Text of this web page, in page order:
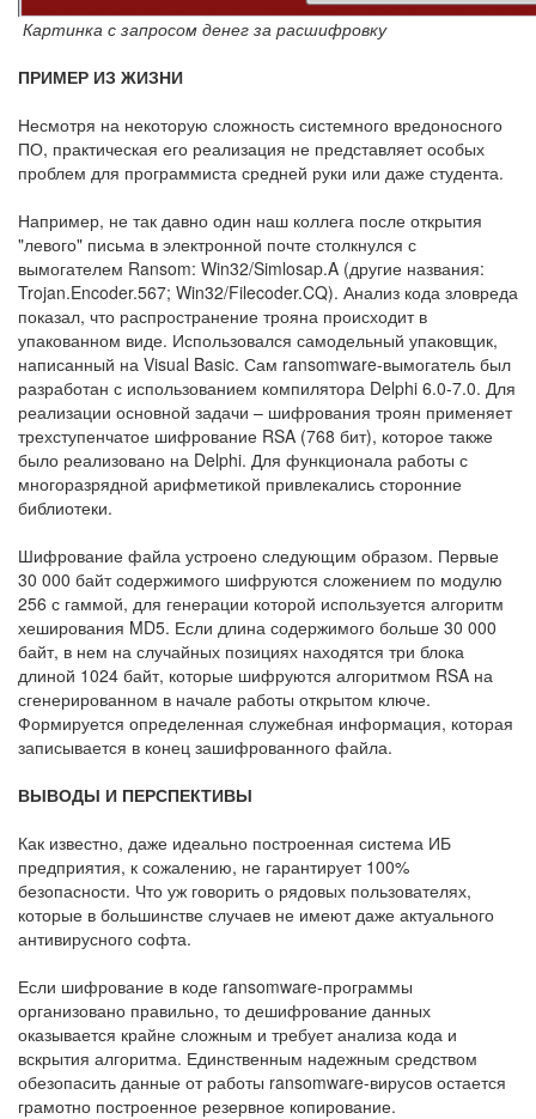
Картинка с запросом денег за расшифровку
ПРИМЕР ИЗ ЖИЗНИ
Несмотря на некоторую сложность системного вредоносного
ПО, практическая его реализация не представляет особых
проблем для программиста средней руки или даже студента.
Например, не так давно один наш коллега после открытия
"левого" письма в электронной почте столкнулся с
вымогателем Ransom: Win32/Simlosap.A (другие названия:
Trojan.Encoder.567; Win32/Filecoder.CQ). Анализ кода зловреда
показал, что распространение трояна происходит в
упакованном виде. Использовался самодельный упаковщик,
написанный на Visual Basic. Сам ransomware-вымогатель был
разработан с использованием компилятора Delphi 6.0-7.0. Для
реализации основной задачи – шифрования троян применяет
трехступенчатое шифрование RSA (768 бит), которое также
было реализовано на Delphi. Для функционала работы с
многоразрядной арифметикой привлекались сторонние
библиотеки.
Шифрование файла устроено следующим образом. Первые
30 000 байт содержимого шифруются сложением по модулю
256 с гаммой, для генерации которой используется алгоритм
хеширования MD5. Если длина содержимого больше 30 000
байт, в нем на случайных позициях находятся три блока
длиной 1024 байт, которые шифруются алгоритмом RSA на
сгенерированном в начале работы открытом ключе.
Формируется определенная служебная информация, которая
записывается в конец зашифрованного файла.
ВЫВОДЫ И ПЕРСПЕКТИВЫ
Как известно, даже идеально построенная система ИБ
предприятия, к сожалению, не гарантирует 100%
безопасности. Что уж говорить о рядовых пользователях,
которые в большинстве случаев не имеют даже актуального
антивирусного софта.
Если шифрование в коде ransomware-программы
организовано правильно, то дешифрование данных
оказывается крайне сложным и требует анализа кода и
вскрытия алгоритма. Единственным надежным средством
обезопасить данные от работы ransomware-вирусов остается
грамотно построенное резервное копирование.